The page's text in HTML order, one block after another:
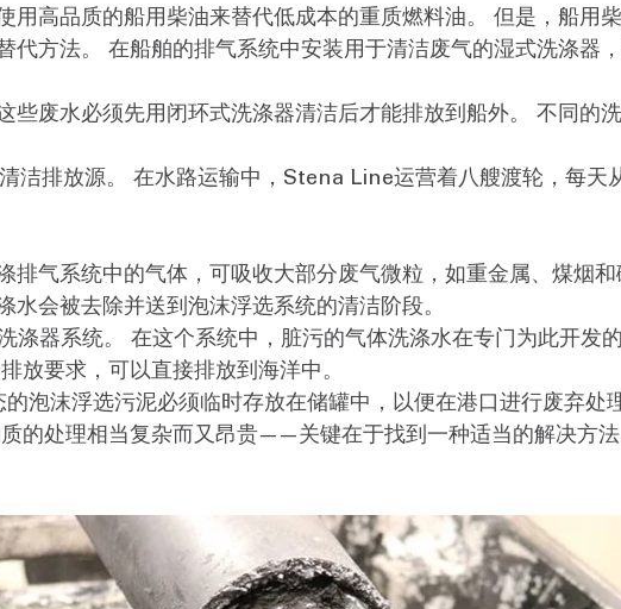
用高品质的船用柴油来替代低成本的重质燃料油。 但是，船用
代方法。 在船舶的排气系统中安装用于清洁废气的湿式洗涤器
些废水必须先用闭环式洗涤器清洁后才能排放到船外。 不同的
洁排放源。 在水路运输中，Stena Line运营着八艘渡轮，每天
气系统中的气体，可吸收大部分废气微粒，如重金属、煤烟和
会被去除并送到泡沫浮选系统的清洁阶段。
器系统。 在这个系统中，脏污的气体洗涤水在专门为此开发
放要求，可以直接排放到海洋中。
泡沫浮选污泥必须临时存放在储罐中，以便在港口进行废弃处
的处理相当复杂而又昂贵——关键在于找到一种适当的解决方法